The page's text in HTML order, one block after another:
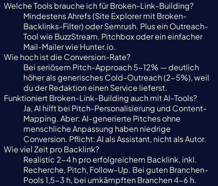
Welche Tools brauche ich für Broken-Link-Building?
Mindestens Ahrefs (Site Explorer mit Broken-
Backlinks-Filter) oder Semrush. Plus ein Outreach-
Tool wie BuzzStream, Pitchbox oder ein einfacher
Mail-Mailer wie Hunter.io.
Wie hoch ist die Conversion-Rate?
Bei seriösem Pitch-Approach 5-12% — deutlich
höher als generisches Cold-Outreach (2-5%), weil
du der Redaktion einen Service lieferst.
Funktioniert Broken-Link-Building auch mit AI-Tools?
Ja, AI hilft bei Pitch-Personalisierung und Content-
Mapping. Aber: AI-generierte Pitches ohne
menschliche Anpassung haben niedrige
Conversion. Pflicht: AI als Assistant, nicht als Autor.
Wie viel Zeit pro Backlink?
Realistic 2-4 h pro erfolgreichem Backlink, inkl.
Recherche, Pitch, Follow-Up. Bei guten Branchen-
Pools 1,5-3 h, bei umkämpften Branchen 4-6 h.